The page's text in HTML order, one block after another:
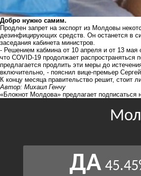
Добро нужно самим.
Продлен запрет на экспорт из Молдовы
дезинфицирующих средств. Он останется в
заседания кабинета министров.
- Решением кабмина от 10 апреля и от 13 мая
что COVID-19 продолжает
предлагается продлить эти меры до
включительно, - пояснил вице-премьер
К концу месяца правительство решит, стоит
Автор: Михаил Генчу
«Блокнот Молдова» предлагает подписаться